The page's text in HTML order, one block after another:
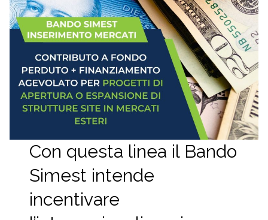
Con questa linea il Bando
Simest intende
incentivare